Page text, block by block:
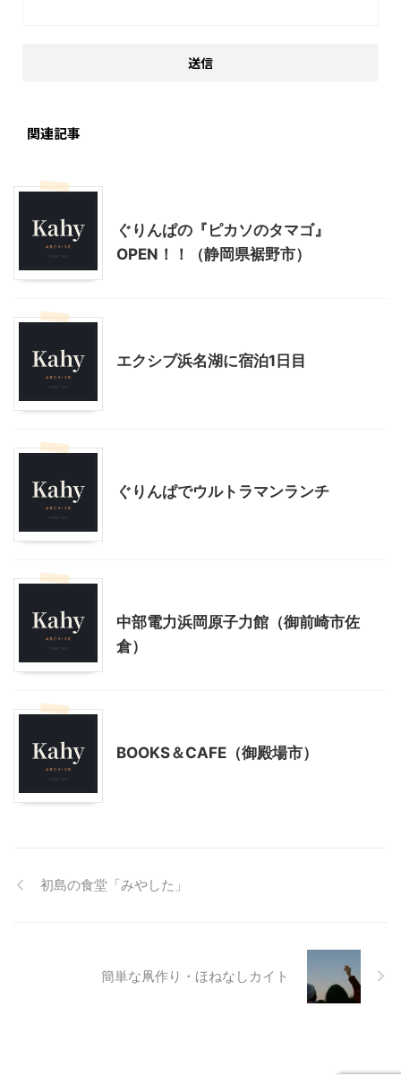
関連記事
ぐりんぱの『ピカソのタマゴ』
OPEN！！（静岡県裾野市）
エクシブ浜名湖に宿泊1日目
ぐりんぱでウルトラマンランチ
中部電力浜岡原子力館（御前崎市佐
倉）
BOOKS＆CAFE（御殿場市）
初島の食堂「みやした」
簡単な凧作り・ほねなしカイト